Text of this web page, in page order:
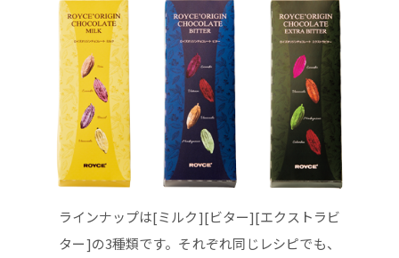
ラインナップは[ミルク][ビター][エクストラビ
ター]の3種類です。それぞれ同じレシピでも、